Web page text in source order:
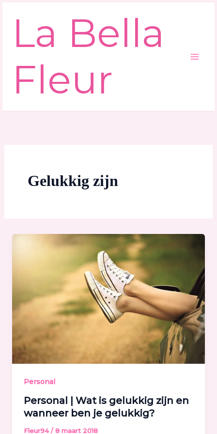
naar
inhoudLa Bella
Fleur
Gelukkig zijn
Personal
Personal | Wat is gelukkig zijn en
wanneer ben je gelukkig?
Fleur94/8 maart 2018